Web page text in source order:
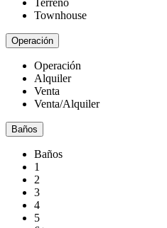
Terreno
Townhouse
Operación
Operación
Alquiler
Venta
Venta/Alquiler
Baños
Baños
1
2
3
4
5